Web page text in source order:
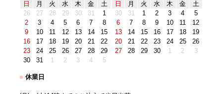
日
月 火 水 木 金
土
26
27 28 29 30 31
1
2
3 4 5 6 7
8
9
10 11 12 13 14
15
16
17 18 19 20 21
22
23
24 25 26 27 28
29
30
31 1 2 3 4 5
日
月 火 水 木 金
土
30
31 1 2 3 4
5
6
7 8 9 10 11
12
13
14 15 16 17 18
19
20
21 22 23 24 25
26
27
28 29 30 1 2 3
■ 休業日